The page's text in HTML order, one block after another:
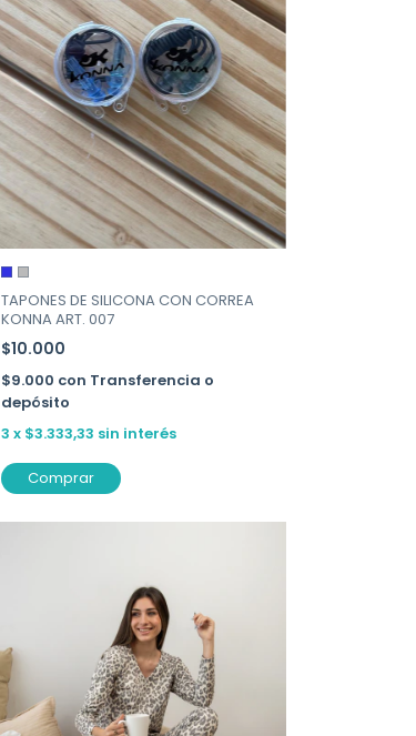
TAPONES DE SILICONA CON CORREA
KONNA ART. 007
$10.000
$9.000 con Transferencia o
depósito
3 x $3.333,33 sin interés
Comprar